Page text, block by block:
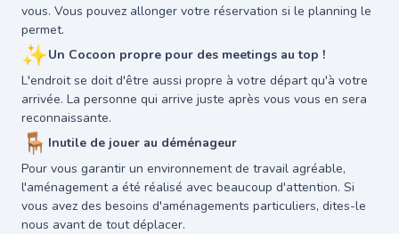
vous. Vous pouvez allonger votre réservation si le planning le
permet.
✨Un Cocoon propre pour des meetings au top !
L'endroit se doit d'être aussi propre à votre départ qu'à votre
arrivée. La personne qui arrive juste après vous vous en sera
reconnaissante.
🪑 Inutile de jouer au déménageur
Pour vous garantir un environnement de travail agréable,
l'aménagement a été réalisé avec beaucoup d'attention. Si
vous avez des besoins d'aménagements particuliers, dites-le
nous avant de tout déplacer.